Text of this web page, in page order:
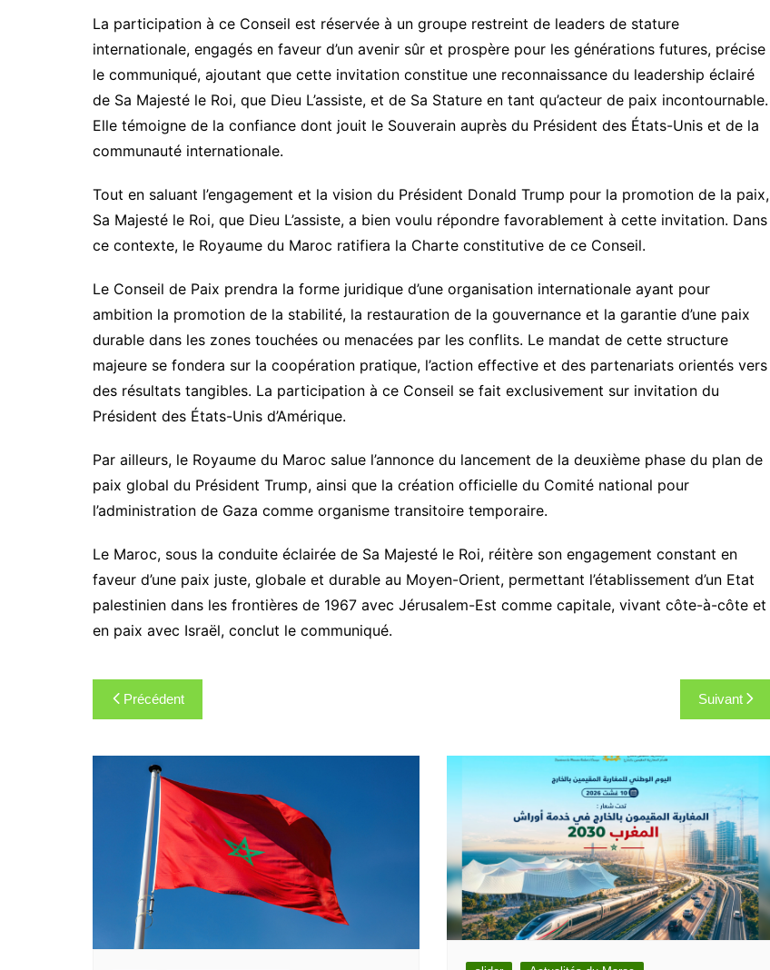
La participation à ce Conseil est réservée à un groupe restreint de leaders de stature
internationale, engagés en faveur d’un avenir sûr et prospère pour les générations futures, précise
le communiqué, ajoutant que cette invitation constitue une reconnaissance du leadership éclairé
de Sa Majesté le Roi, que Dieu L’assiste, et de Sa Stature en tant qu’acteur de paix incontournable.
Elle témoigne de la confiance dont jouit le Souverain auprès du Président des États-Unis et de la
communauté internationale.
Tout en saluant l’engagement et la vision du Président Donald Trump pour la promotion de la paix,
Sa Majesté le Roi, que Dieu L’assiste, a bien voulu répondre favorablement à cette invitation. Dans
ce contexte, le Royaume du Maroc ratifiera la Charte constitutive de ce Conseil.
Le Conseil de Paix prendra la forme juridique d’une organisation internationale ayant pour
ambition la promotion de la stabilité, la restauration de la gouvernance et la garantie d’une paix
durable dans les zones touchées ou menacées par les conflits. Le mandat de cette structure
majeure se fondera sur la coopération pratique, l’action effective et des partenariats orientés vers
des résultats tangibles. La participation à ce Conseil se fait exclusivement sur invitation du
Président des États-Unis d’Amérique.
Par ailleurs, le Royaume du Maroc salue l’annonce du lancement de la deuxième phase du plan de
paix global du Président Trump, ainsi que la création officielle du Comité national pour
l’administration de Gaza comme organisme transitoire temporaire.
Le Maroc, sous la conduite éclairée de Sa Majesté le Roi, réitère son engagement constant en
faveur d’une paix juste, globale et durable au Moyen-Orient, permettant l’établissement d’un Etat
palestinien dans les frontières de 1967 avec Jérusalem-Est comme capitale, vivant côte-à-côte et
en paix avec Israël, conclut le communiqué.
Navigation
de
l’article
Précédent Suivant